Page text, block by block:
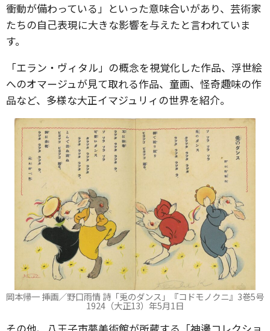
衝動が備わっている」といった意味合いがあり、芸術家
たちの自己表現に大きな影響を与えたと言われていま
す。
「エラン・ヴィタル」の概念を視覚化した作品、浮世絵
へのオマージュが見て取れる作品、童画、怪奇趣味の作
品など、多様な大正イマジュリィの世界を紹介。
岡本帰一 挿画／野口雨情 詩「兎のダンス」『コドモノクニ』3巻5号
1924（大正13）年5月1日